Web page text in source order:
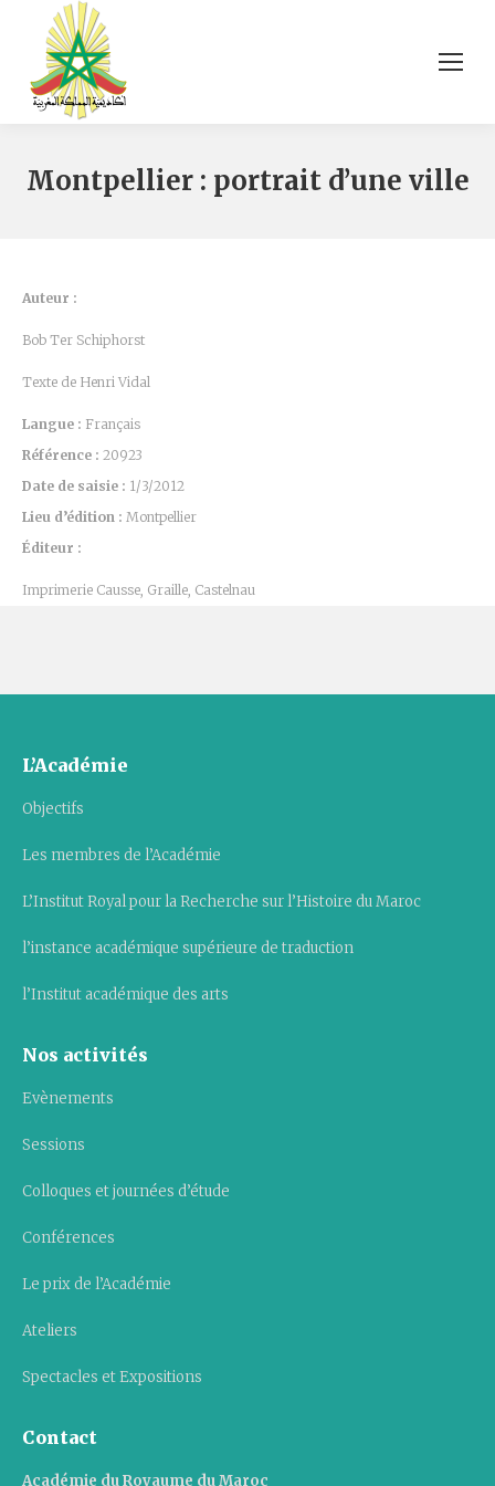
Montpellier : portrait d’une ville
Auteur :
Bob Ter Schiphorst
Texte de Henri Vidal
Langue : Français
Référence : 20923
Date de saisie : 1/3/2012
Lieu d’édition : Montpellier
Éditeur :
Imprimerie Causse, Graille, Castelnau
L’Académie
Objectifs
Les membres de l’Académie
L’Institut Royal pour la Recherche sur l’Histoire du Maroc
l’instance académique supérieure de traduction
l’Institut académique des arts
Nos activités
Evènements
Sessions
Colloques et journées d’étude
Conférences
Le prix de l’Académie
Ateliers
Spectacles et Expositions
Contact
Académie du Royaume du Maroc